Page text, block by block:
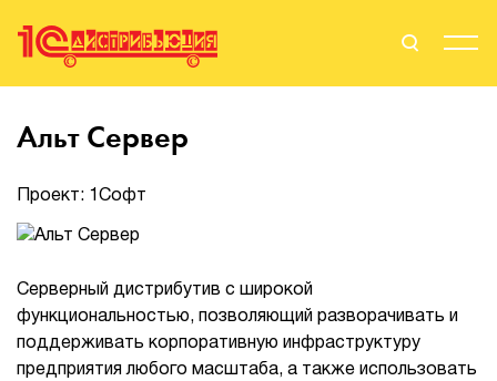
Поиск
О нас
Альт Сервер
Проект: 1Софт
Серверный дистрибутив с широкой
функциональностью, позволяющий разворачивать и
поддерживать корпоративную инфраструктуру
предприятия любого масштаба, а также использовать